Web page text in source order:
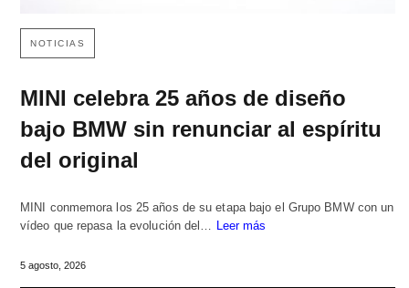
NOTICIAS
MINI celebra 25 años de diseño
bajo BMW sin renunciar al espíritu
del original
MINI conmemora los 25 años de su etapa bajo el Grupo BMW con un
vídeo que repasa la evolución del… Leer más
5 agosto, 2026